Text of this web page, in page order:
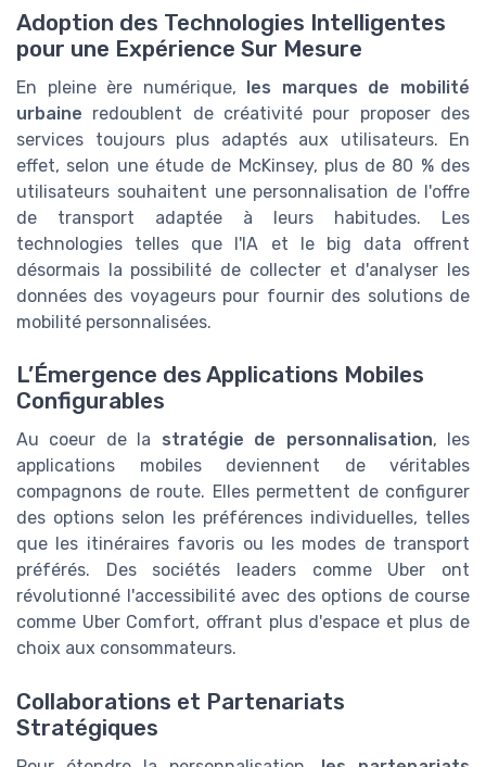
Adoption des Technologies Intelligentes
pour une Expérience Sur Mesure
En pleine ère numérique,
les marques de mobilité
urbaine redoublent de créativité pour proposer des
services toujours plus adaptés aux utilisateurs. En
effet, selon une étude de McKinsey, plus de 80 % des
utilisateurs souhaitent une personnalisation de l'offre
de transport adaptée à leurs habitudes. Les
technologies telles que l'IA et le big data offrent
désormais la possibilité de collecter et d'analyser les
données des voyageurs pour fournir des solutions de
mobilité personnalisées.
L’Émergence des Applications Mobiles
Configurables
Au coeur de la stratégie de personnalisation, les
applications mobiles deviennent de véritables
compagnons de route. Elles permettent de configurer
des options selon les préférences individuelles, telles
que les itinéraires favoris ou les modes de transport
préférés. Des sociétés leaders comme Uber ont
révolutionné l'accessibilité avec des options de course
comme Uber Comfort, offrant plus d'espace et plus de
choix aux consommateurs.
Collaborations et Partenariats
Stratégiques